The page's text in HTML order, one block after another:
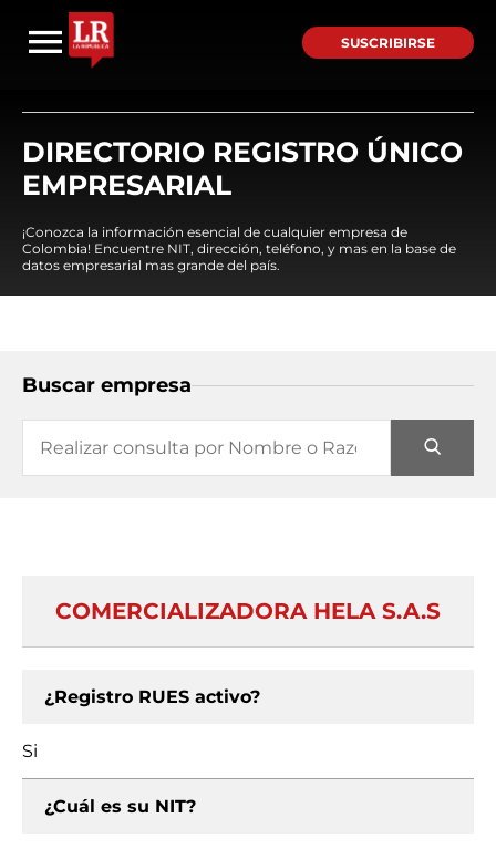
SUSCRIBIRSE
DIRECTORIO REGISTRO ÚNICO
EMPRESARIAL
¡Conozca la información esencial de cualquier empresa de
Colombia! Encuentre NIT, dirección, teléfono, y mas en la base de
datos empresarial mas grande del país.
Buscar empresa
COMERCIALIZADORA HELA S.A.S
¿Registro RUES activo?
Si
¿Cuál es su NIT?